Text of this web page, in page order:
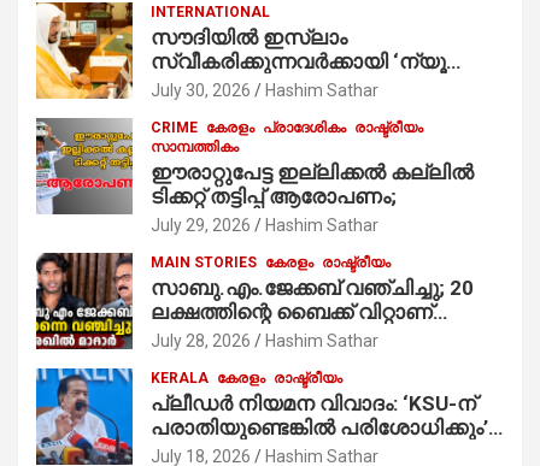
കുര്യൻ താമരശ്ശേരി
നിർവഹിക്കുന്നു.
INTERNATIONAL
സൗദിയില്‍ ഇസ്‌ലാം
സ്വീകരിക്കുന്നവര്‍ക്കായി ‘ന്യൂ
മുസ്ലിം’ ഡിജിറ്റല്‍ കാര്‍ഡ് സേവനം
July 30, 2026 Hashim Sathar
CRIME കേരളം പ്രാദേശികം രാഷ്ട്രീയം
സാമ്പത്തികം
ഈരാറ്റുപേട്ട ഇല്ലിക്കൽ കല്ലിൽ
ടിക്കറ്റ് തട്ടിപ്പ് ആരോപണം;
July 29, 2026 Hashim Sathar
MAIN STORIES കേരളം രാഷ്ട്രീയം
സാബു.എം.ജേക്കബ് വഞ്ചിച്ചു; 20
ലക്ഷത്തിന്റെ ബൈക്ക് വിറ്റാണ്
തൃക്കാക്കരയില്‍ മത്സരിച്ചത്!
മാത്രമാണ് ഉണ്ടായിരുന്നത്;
സാബുവിന്റേത് വ്യക്തിപരമായ
നേട്ടത്തിനുള്ള പാര്‍ട്ടി; ഇപ്പോള്‍
ഫോണ്‍ വിളിച്ചാല്‍ എടുക്കില്ല;
July 28, 2026 Hashim Sathar
KERALA കേരളം രാഷ്ട്രീയം
പ്ലീഡർ നിയമന വിവാദം: ‘KSU-ന്
പരാതിയുണ്ടെങ്കിൽ പരിശോധിക്കും’;
രമേശ് ചെന്നിത്തല
July 18, 2026 Hashim Sathar